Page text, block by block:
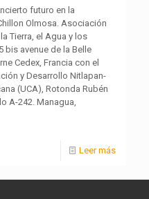
futuro en la
Olmosa. Asociación
Tierra, el Agua y los
bis avenue de la Belle
Cedex, Francia con el
y Desarrollo Nitlapan-
(UCA), Rotonda Rubén
A-242. Managua,
Leer más